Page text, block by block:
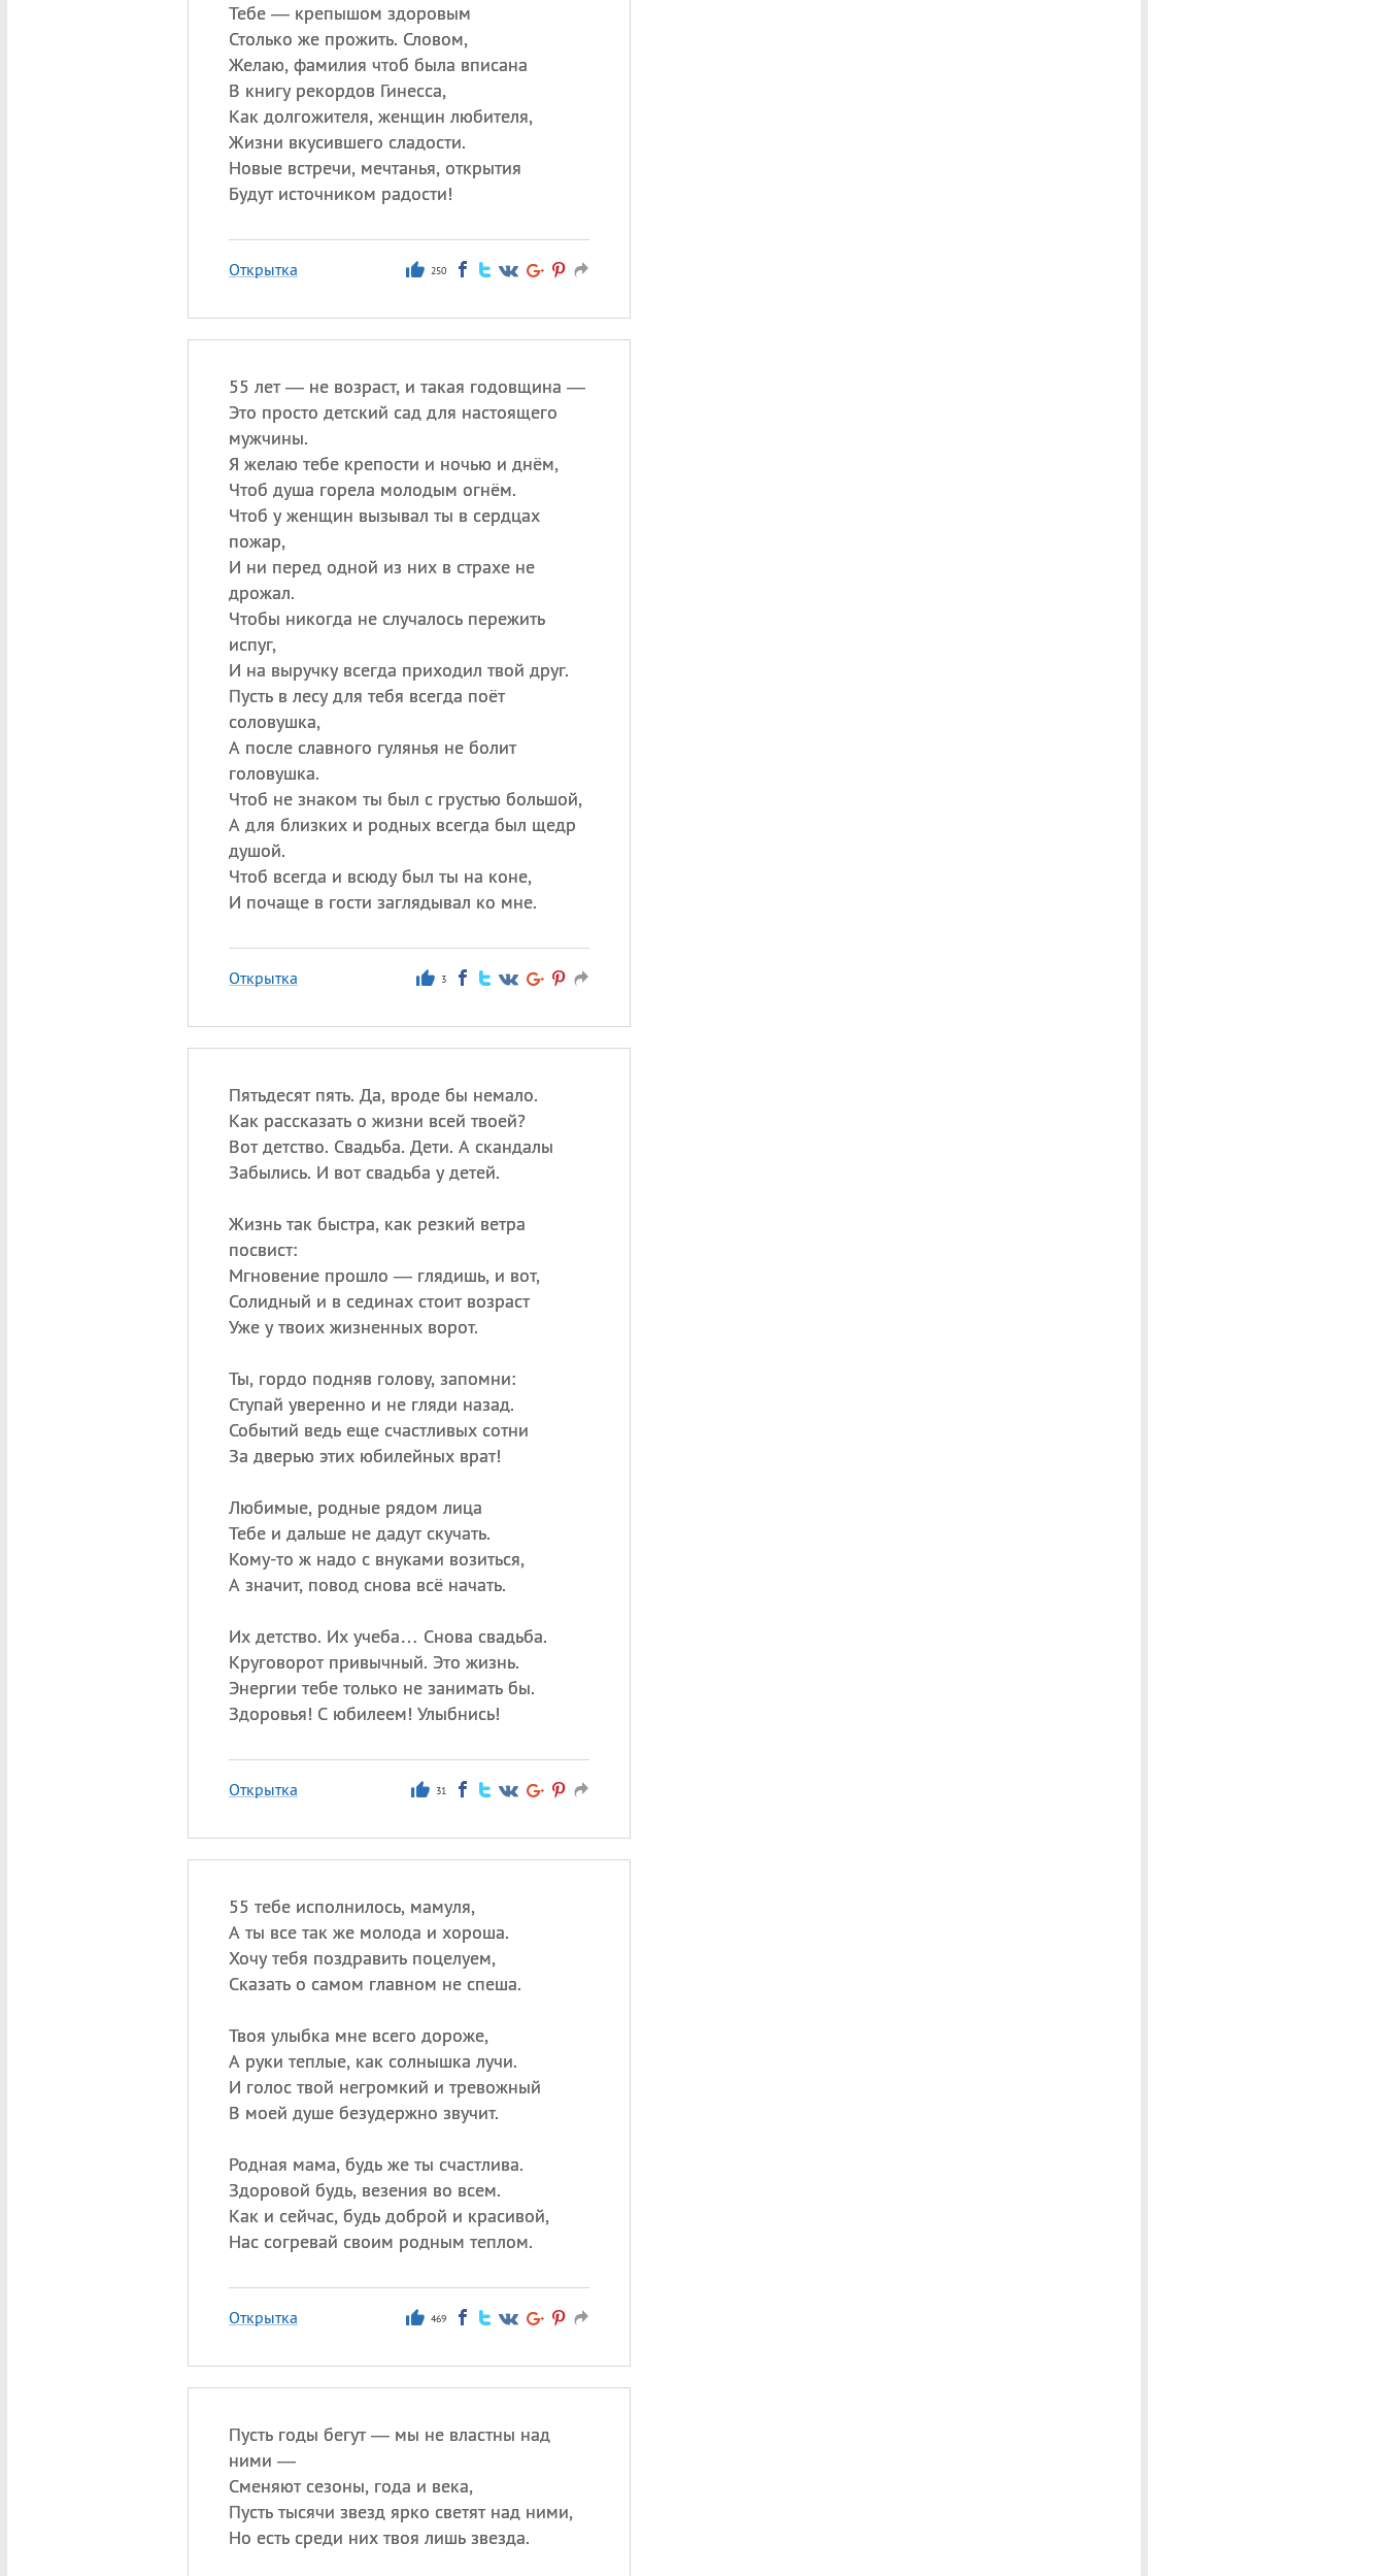
Тебе — крепышом здоровым
Столько же прожить. Словом,
Желаю, фамилия чтоб была вписана
В книгу рекордов Гинесса,
Как долгожителя, женщин любителя,
Жизни вкусившего сладости.
Новые встречи, мечтанья, открытия
Будут источником радости!
Открытка 250
55 лет — не возраст, и такая годовщина —
Это просто детский сад для настоящего
мужчины.
Я желаю тебе крепости и ночью и днём,
Чтоб душа горела молодым огнём.
Чтоб у женщин вызывал ты в сердцах
пожар,
И ни перед одной из них в страхе не
дрожал.
Чтобы никогда не случалось пережить
испуг,
И на выручку всегда приходил твой друг.
Пусть в лесу для тебя всегда поёт
соловушка,
А после славного гулянья не болит
головушка.
Чтоб не знаком ты был с грустью большой,
А для близких и родных всегда был щедр
душой.
Чтоб всегда и всюду был ты на коне,
И почаще в гости заглядывал ко мне.
Открытка 3
Пятьдесят пять. Да, вроде бы немало.
Как рассказать о жизни всей твоей?
Вот детство. Свадьба. Дети. А скандалы
Забылись. И вот свадьба у детей.
Жизнь так быстра, как резкий ветра
посвист:
Мгновение прошло — глядишь, и вот,
Солидный и в сединах стоит возраст
Уже у твоих жизненных ворот.
Ты, гордо подняв голову, запомни:
Ступай уверенно и не гляди назад.
Событий ведь еще счастливых сотни
За дверью этих юбилейных врат!
Любимые, родные рядом лица
Тебе и дальше не дадут скучать.
Кому-то ж надо с внуками возиться,
А значит, повод снова всё начать.
Их детство. Их учеба… Снова свадьба.
Круговорот привычный. Это жизнь.
Энергии тебе только не занимать бы.
Здоровья! С юбилеем! Улыбнись!
Открытка 31
55 тебе исполнилось, мамуля,
А ты все так же молода и хороша.
Хочу тебя поздравить поцелуем,
Сказать о самом главном не спеша.
Твоя улыбка мне всего дороже,
А руки теплые, как солнышка лучи.
И голос твой негромкий и тревожный
В моей душе безудержно звучит.
Родная мама, будь же ты счастлива.
Здоровой будь, везения во всем.
Как и сейчас, будь доброй и красивой,
Нас согревай своим родным теплом.
Открытка 469
Пусть годы бегут — мы не властны над
ними —
Сменяют сезоны, года и века,
Пусть тысячи звезд ярко светят над ними,
Но есть среди них твоя лишь звезда.